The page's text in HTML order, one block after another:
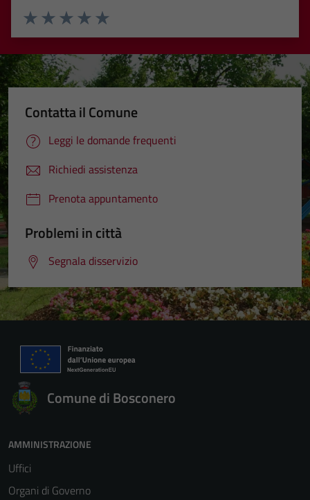
Valuta 5 stelle su 5
Valuta 4 stelle su 5
Valuta 3 stelle su 5
Valuta 2 stelle su 5
Valuta 1 stelle su 5
Contatta il Comune
Leggi le domande frequenti
Richiedi assistenza
Prenota appuntamento
Problemi in città
Segnala disservizio
Comune di Bosconero
AMMINISTRAZIONE
Uffici
Organi di Governo